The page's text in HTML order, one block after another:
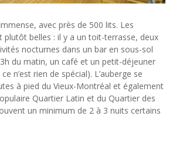
avec près de 500 lits. Les
plutôt belles : il y a un toit-terrasse, deux
nocturnes dans un bar en sous-sol
du matin, un café et un petit-déjeuner
n’est rien de spécial). L’auberge se
à pied du Vieux-Montréal et également
Quartier Latin et du Quartier des
un minimum de 2 à 3 nuits certains